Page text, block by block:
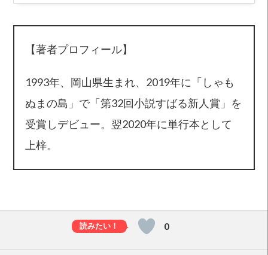
【著者プロフィール】
1993年、岡山県生まれ、2019年に「しゃも
ぬまの島」で「第32回小説すばる新人賞」を
受賞しデビュー。翌2020年に単行本として
上梓。
0